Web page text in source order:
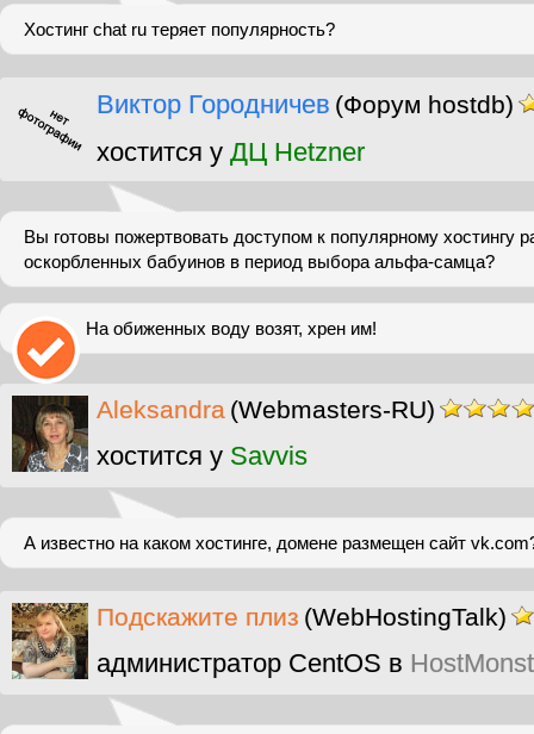
Хостинг chat ru теряет популярность?
Виктор Городничев (Форум hostdb)
хостится у ДЦ Hetzner
Вы готовы пожертвовать доступом к популярному хостингу
оскорбленных бабуинов в период выбора альфа-самца?
На обиженных воду возят, хрен им!
Aleksandra (Webmasters-RU)
хостится у Savvis
А известно на каком хостинге, домене размещен сайт
Подскажите плиз (WebHostingTalk)
администратор CentOS в